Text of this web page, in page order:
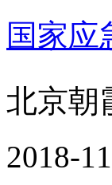
国家应
北京朝
2018-